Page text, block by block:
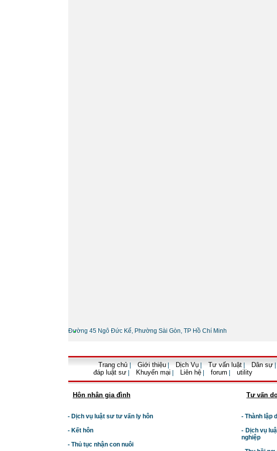
• Thông tin liên hệ
Đường 45 Ngô Đức Kế, Phường Sài Gòn, TP Hồ Chí Minh
Trang chủ Giới thiệu Dịch Vụ Tư vấn luật Dân sự
đáp luật sư
Khuyến mại Liên hệ forum utility
Hôn nhân gia đình
- Dịch vụ luật sư tư vấn ly hôn
- Kết hôn
- Thủ tục nhận con nuôi
Tư vấn
- Thành lập
- Dịch vụ
nghiệp